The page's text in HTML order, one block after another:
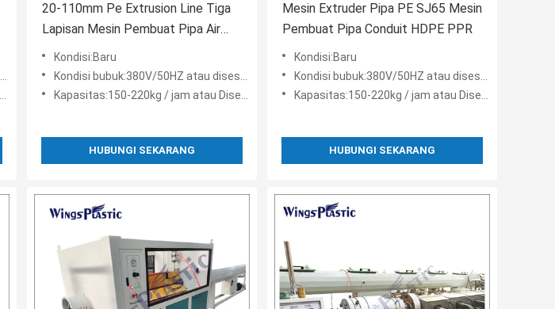
20-110mm Pe Extrusion Line Tiga
Lapisan Mesin Pembuat Pipa Air
HDPE PPR
Kondisi:Baru
Kondisi bubuk:380V/50HZ atau disesuaikan
Kapasitas:150-220kg / jam atau Disesuaikan
HUBUNGI SEKARANG
Mesin Extruder Pipa PE SJ65 Mesin
Pembuat Pipa Conduit HDPE PPR
Kondisi:Baru
Kondisi bubuk:380V/50HZ atau disesuaikan
Kapasitas:150-220kg / jam atau Disesuaikan
HUBUNGI SEKARANG